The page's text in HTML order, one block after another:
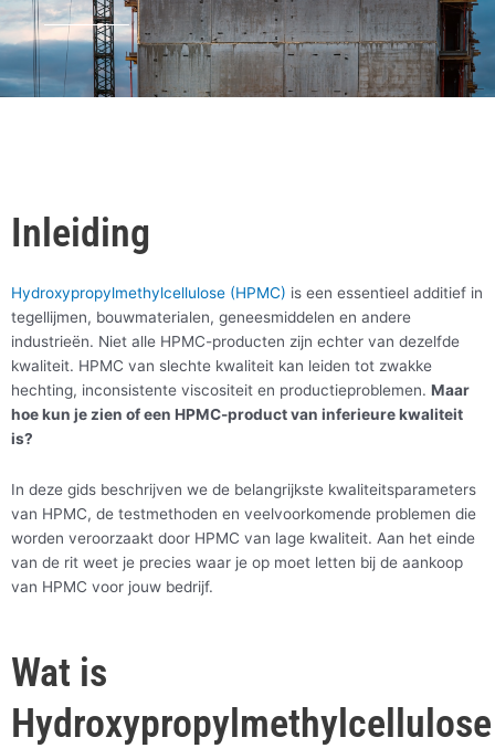
Inleiding
Hydroxypropylmethylcellulose (HPMC) is een essentieel additief in
tegellijmen, bouwmaterialen, geneesmiddelen en andere
industrieën. Niet alle HPMC-producten zijn echter van dezelfde
kwaliteit. HPMC van slechte kwaliteit kan leiden tot zwakke
hechting, inconsistente viscositeit en productieproblemen. Maar
hoe kun je zien of een HPMC-product van inferieure kwaliteit
is?
In deze gids beschrijven we de belangrijkste kwaliteitsparameters
van HPMC, de testmethoden en veelvoorkomende problemen die
worden veroorzaakt door HPMC van lage kwaliteit. Aan het einde
van de rit weet je precies waar je op moet letten bij de aankoop
van HPMC voor jouw bedrijf.
Wat is
Hydroxypropylmethylcellulose